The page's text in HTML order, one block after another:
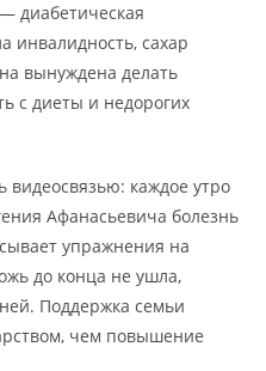
диабетическая
инвалидность, сахар
вынуждена делать
с диеты и недорогих
видеосвязью: каждое утро
Афанасьевича болезнь
упражнения на
до конца не ушла,
Поддержка семьи
чем повышение